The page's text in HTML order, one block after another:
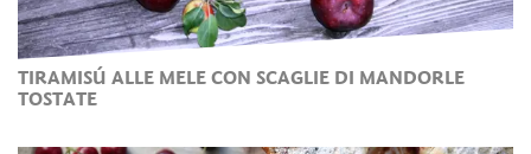
TIRAMISÚ ALLE MELE CON SCAGLIE DI MANDORLE
TOSTATE